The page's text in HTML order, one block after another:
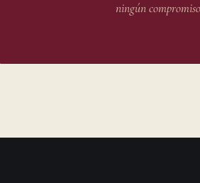
ningún